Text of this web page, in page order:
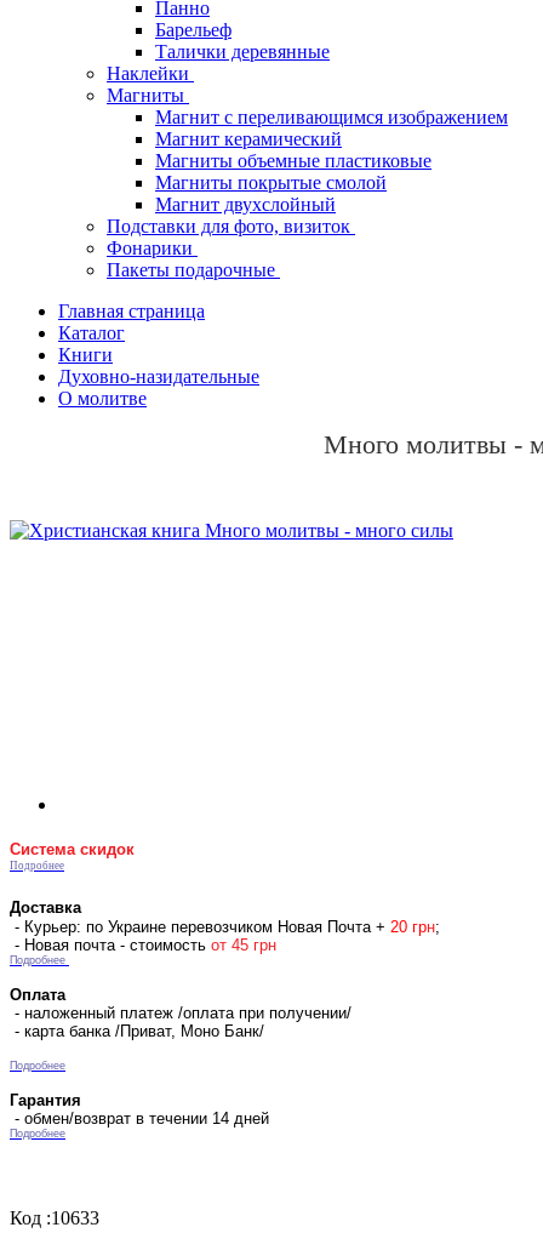
Панно
Барельеф
Талички деревянные
Наклейки
Магниты
Магнит с переливающимся изображением
Магнит керамический
Магниты объемные пластиковые
Магниты покрытые смолой
Магнит двухслойный
Подставки для фото, визиток
Фонарики
Пакеты подарочные
Главная страница
Каталог
Книги
Духовно-назидательные
О молитве
Много молитвы -
Система скидок
Подробнее
Доставка
- Курьер: по Украине перевозчиком Новая Почта + 20 грн;
- Новая почта - стоимость от 45 грн
Подробнее
Оплата
- наложенный платеж /оплата при получении/
- карта банка /Приват, Моно Банк/
Подробнее
Гарантия
- обмен/возврат в течении 14 дней
Подробнее
Код :10633